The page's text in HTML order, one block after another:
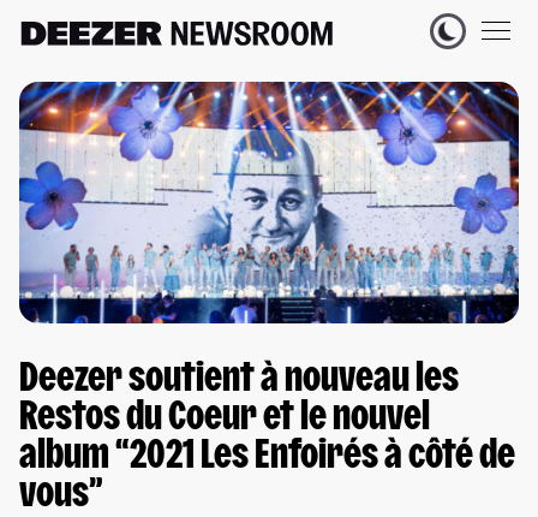
Deezer soutient à nouveau les
Restos du Coeur et le nouvel
album “2021 Les Enfoirés à côté de
vous”